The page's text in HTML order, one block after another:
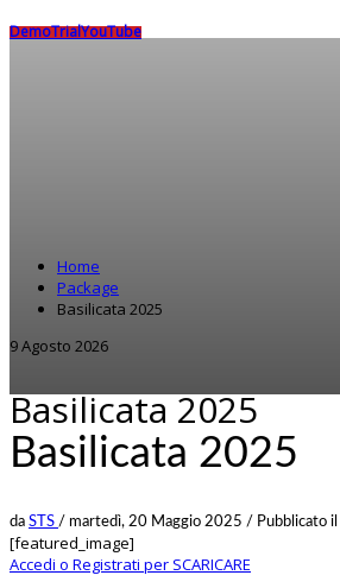
DemoTrialYouTube
Home
Package
Basilicata 2025
9 Agosto 2026
Basilicata 2025
Basilicata 2025
da STS / martedì, 20 Maggio 2025 / Pubblicato il
[featured_image]
Accedi o Registrati per SCARICARE